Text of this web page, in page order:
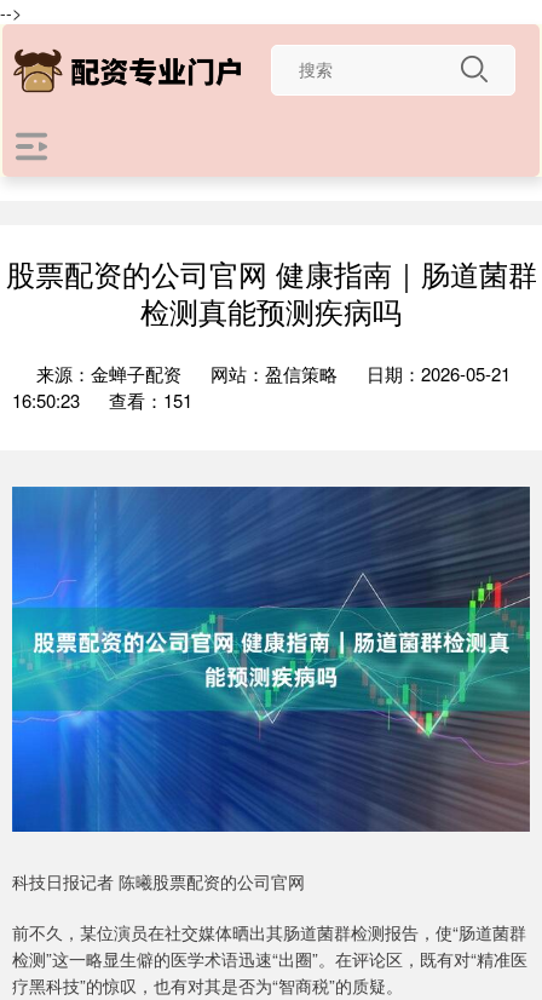
-->
股票配资的公司官网 健康指南｜肠道菌群
检测真能预测疾病吗
来源：金蝉子配资 网站：盈信策略
日期：2026-05-21
16:50:23
查看：151
科技日报记者 陈曦股票配资的公司官网
前不久，某位演员在社交媒体晒出其肠道菌群检测报告，使“肠道菌群
检测”这一略显生僻的医学术语迅速“出圈”。在评论区，既有对“精准医
疗黑科技”的惊叹，也有对其是否为“智商税”的质疑。